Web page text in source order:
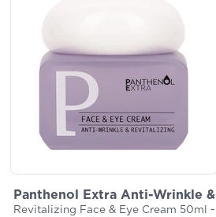
Panthenol Extra Anti-Wrinkle &
Revitalizing Face & Eye Cream 50ml -